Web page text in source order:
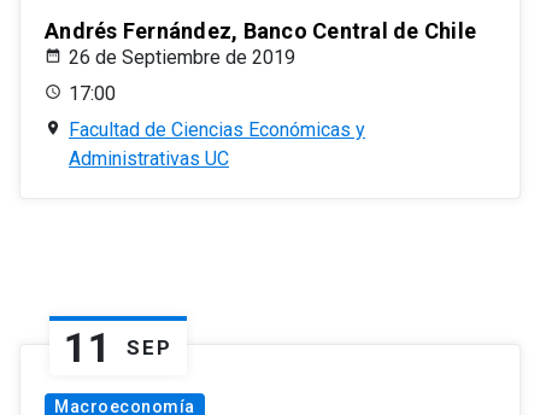
Andrés Fernández, Banco Central de Chile
26 de Septiembre de 2019
17:00
Facultad de Ciencias Económicas y
Administrativas UC
11 SEP
Macroeconomía